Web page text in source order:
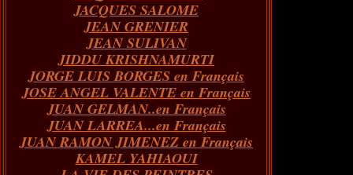
JACQUES SALOME
JEAN GRENIER
JEAN SULIVAN
JIDDU KRISHNAMURTI
JORGE LUIS BORGES en Français
JOSE ANGEL VALENTE en Français
JUAN GELMAN..en Français
JUAN LARREA...en Français
JUAN RAMON JIMENEZ en Français
KAMEL YAHIAOUI